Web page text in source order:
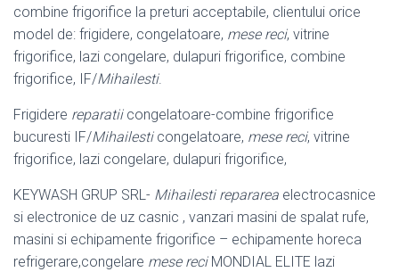
combine frigorifice la preturi acceptabile, clientului orice
model de: frigidere, congelatoare, mese reci, vitrine
frigorifice, lazi congelare, dulapuri frigorifice, combine
frigorifice, IF/Mihailesti.
Frigidere reparatiicongelatoare-combine frigorifice
bucuresti IF/Mihailesticongelatoare, mese reci, vitrine
frigorifice, lazi congelare, dulapuri frigorifice,
KEYWASH GRUP SRL- Mihailesti repararea electrocasnice
si electronice de uz casnic , vanzari masini de spalat rufe,
masini si echipamente frigorifice – echipamente horeca
refrigerare,congelare mese reciMONDIAL ELITE lazi